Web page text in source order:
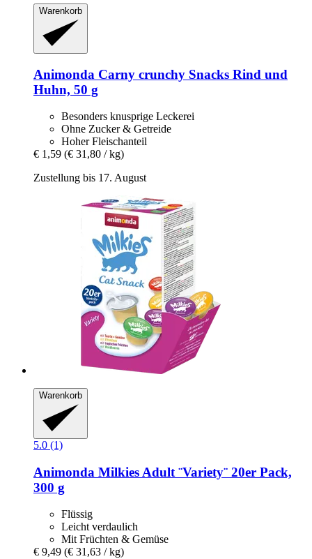
Warenkorb
Animonda Carny crunchy Snacks Rind und
Huhn, 50 g
Besonders knusprige Leckerei
Ohne Zucker & Getreide
Hoher Fleischanteil
€ 1,59 (€ 31,80 / kg)
Zustellung bis 17. August
Warenkorb
5.0 (1)
Animonda Milkies Adult ¨Variety¨ 20er Pack,
300 g
Flüssig
Leicht verdaulich
Mit Früchten & Gemüse
€ 9,49 (€ 31,63 / kg)